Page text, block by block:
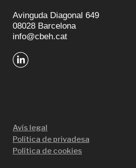
Avinguda Diagonal 649
08028 Barcelona
info@cbeh.cat
Avís legal
Política de privadesa
Política de cookies